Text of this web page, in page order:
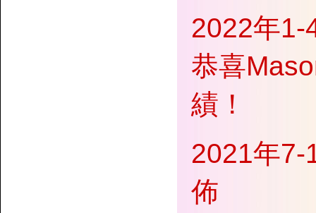
2022年1-
恭喜
績！
2021年7-
佈